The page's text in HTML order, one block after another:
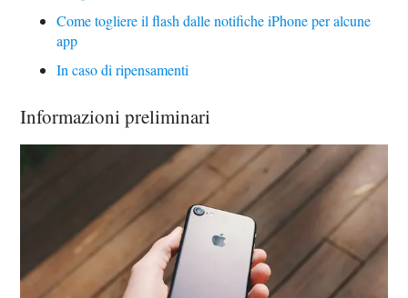
Come togliere il flash dalle notifiche iPhone per alcune
app
In caso di ripensamenti
Informazioni preliminari